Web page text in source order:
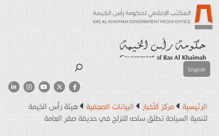
English
الرئيسية مركز الأخبار البيانات الصحفية
هيئة رأس الخيمة
لتنمية السياحة تطلق ساحه للتزلج في حديقة صقر العامة